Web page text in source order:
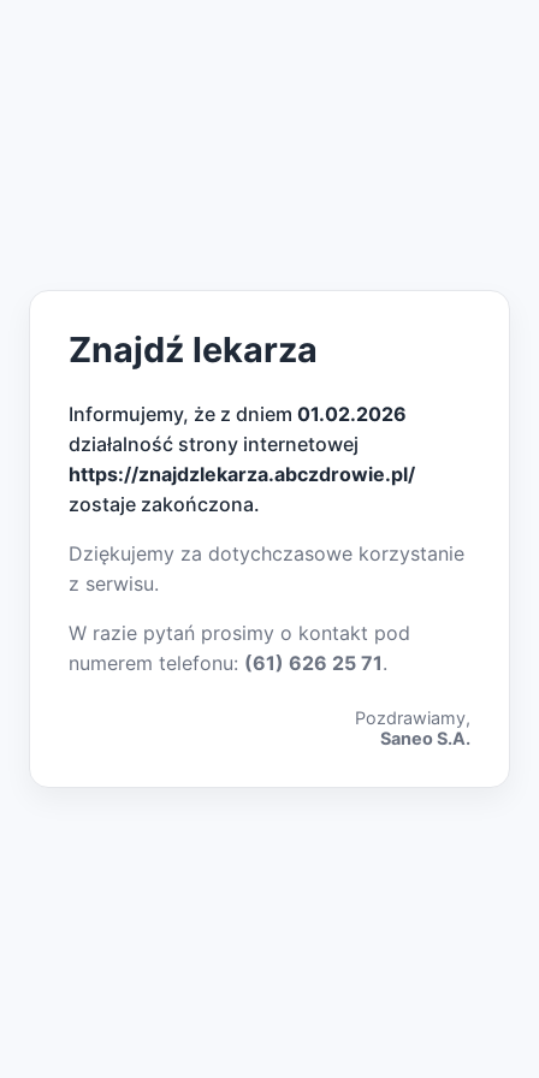
Znajdź lekarza
Informujemy, że z dniem 01.02.2026
działalność strony internetowej
https://znajdzlekarza.abczdrowie.pl/
zostaje zakończona.
Dziękujemy za dotychczasowe korzystanie
z serwisu.
W razie pytań prosimy o kontakt pod
numerem telefonu: (61) 626 25 71.
Pozdrawiamy,
Saneo S.A.